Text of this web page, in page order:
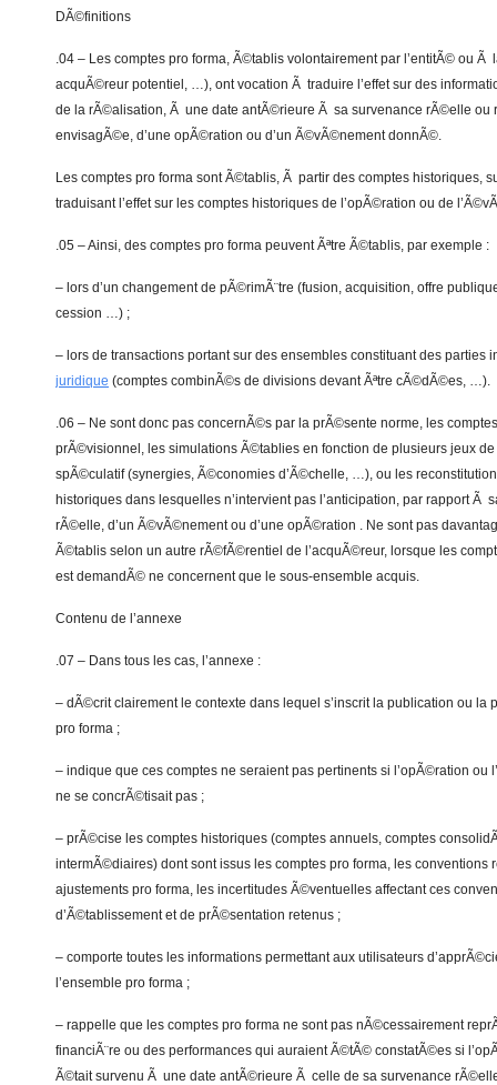
DÃ©finitions
.04 – Les comptes pro forma, Ã©tablis volontairement par l’entitÃ© ou Ã
acquÃ©reur potentiel, …), ont vocation Ã traduire l’effet sur des
de la rÃ©alisation, Ã une date antÃ©rieure Ã sa survenance rÃ©elle ou
envisagÃ©e, d’une opÃ©ration ou d’un Ã©vÃ©nement donnÃ©.
Les comptes pro forma sont Ã©tablis, Ã partir des comptes historiques,
traduisant l’effet sur les comptes historiques de l’opÃ©ration ou de
.05 – Ainsi, des comptes pro forma peuvent Ãªtre Ã©tablis, par exemple :
– lors d’un changement de pÃ©rimÃ¨tre (fusion, acquisition, offre
cession …) ;
– lors de transactions portant sur des ensembles constituant des parties
juridique (comptes combinÃ©s de divisions devant Ãªtre cÃ©dÃ©es, …).
.06 – Ne sont donc pas concernÃ©s par la prÃ©sente norme, les
prÃ©visionnel, les simulations Ã©tablies en fonction de plusieurs jeux
spÃ©culatif (synergies, Ã©conomies d’Ã©chelle, …), ou les
historiques dans lesquelles n’intervient pas l’anticipation, par rapport Ã
rÃ©elle, d’un Ã©vÃ©nement ou d’une opÃ©ration . Ne sont pas
Ã©tablis selon un autre rÃ©fÃ©rentiel de l’acquÃ©reur, lorsque les
est demandÃ© ne concernent que le sous-ensemble acquis.
Contenu de l’annexe
.07 – Dans tous les cas, l’annexe :
– dÃ©crit clairement le contexte dans lequel s’inscrit la publication ou la
pro forma ;
– indique que ces comptes ne seraient pas pertinents si l’opÃ©ration ou
ne se concrÃ©tisait pas ;
– prÃ©cise les comptes historiques (comptes annuels, comptes
intermÃ©diaires) dont sont issus les comptes pro forma, les conventions
ajustements pro forma, les incertitudes Ã©ventuelles affectant ces
d’Ã©tablissement et de prÃ©sentation retenus ;
– comporte toutes les informations permettant aux utilisateurs
l’ensemble pro forma ;
– rappelle que les comptes pro forma ne sont pas nÃ©cessairement
financiÃ¨re ou des performances qui auraient Ã©tÃ© constatÃ©es si
Ã©tait survenu Ã une date antÃ©rieure Ã celle de sa survenance